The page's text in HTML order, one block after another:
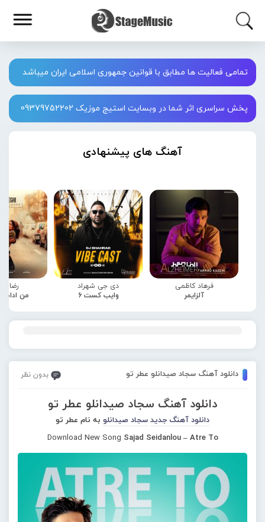
تمامی فعالیت ها مطابق با قوانین جمهوری اسلامی ایران میباشد
پخش سراسری اثر شما در وبسایت استیج موزیک 09379752202
آهنگ های پیشنهادی
فرهاد کاظمی
آلزایمر
دی جی شهراد
وایب کست 6
رضا
من
دانلود آهنگ سجاد صیدانلو عطر تو بدون نظر
دانلود آهنگ سجاد صیدانلو عطر تو
دانلود آهنگ جدید سجاد صیدانلو به نام عطر تو
Download New Song Sajad Seidanlou – Atre To